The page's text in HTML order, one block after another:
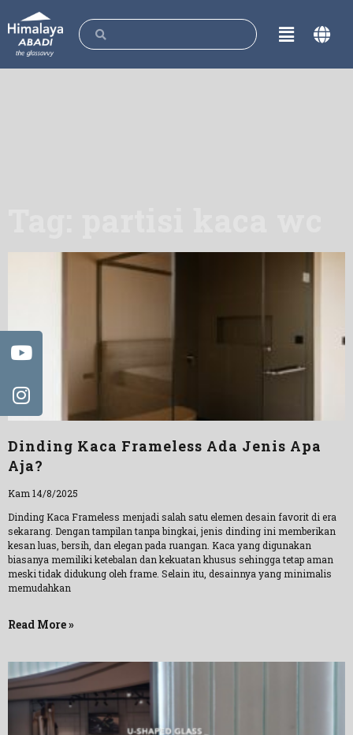
Dinding Kaca Frameless Ada Jenis Apa
Aja?
Kam 14/8/2025
Dinding Kaca Frameless menjadi salah satu elemen desain favorit di era
sekarang. Dengan tampilan tanpa bingkai, jenis dinding ini memberikan
kesan luas, bersih, dan elegan pada ruangan. Kaca yang digunakan
biasanya memiliki ketebalan dan kekuatan khusus sehingga tetap aman
meski tidak didukung oleh frame. Selain itu, desainnya yang minimalis
memudahkan
Read More »